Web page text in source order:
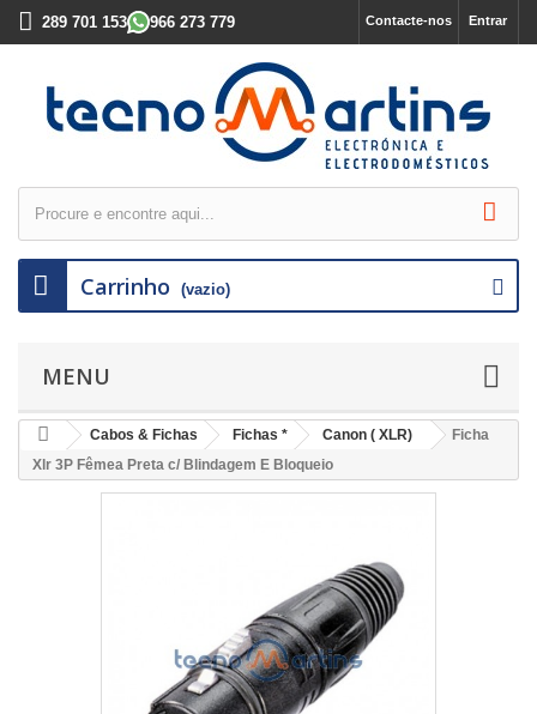
Entrar
Contacte-nos
289 701 153 966 273 779
Carrinho (vazio)
MENU
Cabos & Fichas Fichas * Canon ( XLR)
Ficha
Xlr 3P Fêmea Preta c/ Blindagem E Bloqueio